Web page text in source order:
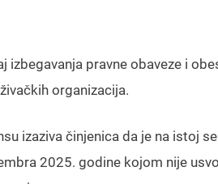
pravne obaveze i
organizacija.
izaziva činjenica da je na istoj
2025. godine kojom nije